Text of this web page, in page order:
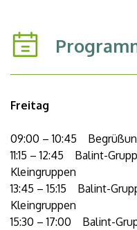
Freitag
09:00 – 10:45
11:15 – 12:45 Balint-
Kleingruppen
13:45 – 15:15 Balint-
Kleingruppen
15:30 – 17:00 Balint-